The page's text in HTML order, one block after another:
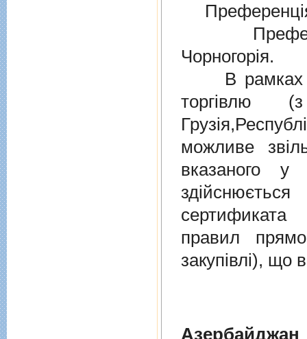
Чорногорія.
В рамках
торгiвлю
можливе
вказаного у
правил
закупівлі), що
Азербайджан